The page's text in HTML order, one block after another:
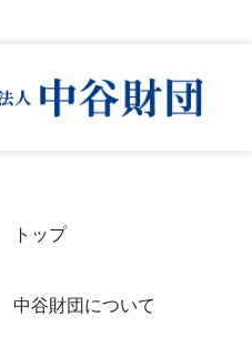
トップ
中谷財団について